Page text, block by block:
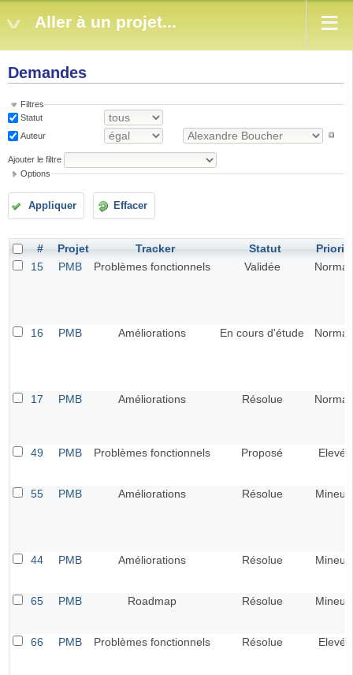
Aller à un projet...
Demandes
Filtres
Statut
Auteur
Ajouter le filtre
Options
Appliquer Effacer
# Projet Tracker Statut
15
PMB Problèmes fonctionnels Validée Normal
16 PMB Améliorations En cours d'étude Normal
17 PMB Améliorations Résolue Normal
49 PMB Problèmes fonctionnels Proposé Elevé
55 PMB Améliorations Résolue Mineur
44 PMB Améliorations Résolue Mineur
65 PMB Roadmap Résolue Mineur
66 PMB Problèmes fonctionnels Résolue Elevé